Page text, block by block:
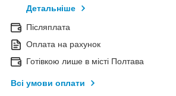
Детальніше
Післяплата
Оплата на рахунок
Готівкою лише в місті Полтава
Всі умови оплати